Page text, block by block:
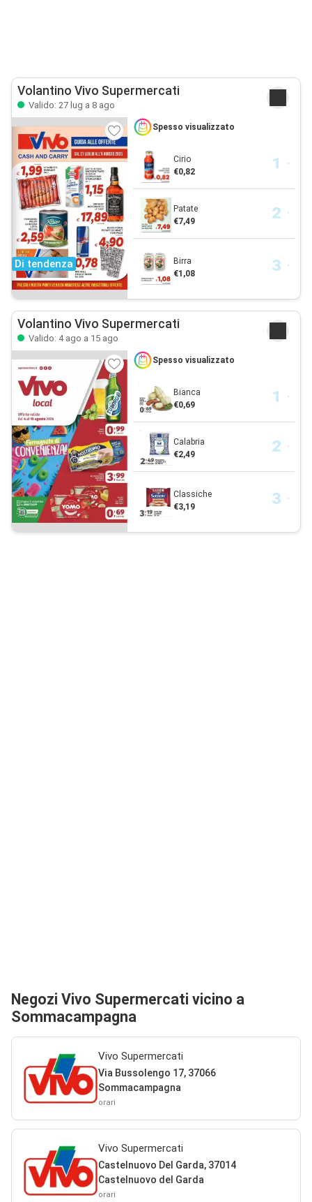
Volantino Vivo Supermercati
Valido: 27 lug a 8 ago
Di tendenza
Spesso visualizzato
Cirio
€0,82
Patate
€7,49
Birra
€1,08
Volantino Vivo Supermercati
Valido: 4 ago a 15 ago
Spesso visualizzato
Bianca
€0,69
Calabria
€2,49
Classiche
€3,19
Negozi Vivo Supermercati vicino a
Sommacampagna
Vivo Supermercati
Via Bussolengo 17, 37066
Sommacampagna
orari
Vivo Supermercati
Castelnuovo Del Garda, 37014
Castelnuovo del Garda
orari